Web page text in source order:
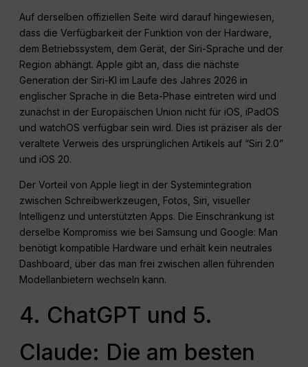
Auf derselben offiziellen Seite wird darauf hingewiesen,
dass die Verfügbarkeit der Funktion von der Hardware,
dem Betriebssystem, dem Gerät, der Siri-Sprache und der
Region abhängt. Apple gibt an, dass die nächste
Generation der Siri-KI im Laufe des Jahres 2026 in
englischer Sprache in die Beta-Phase eintreten wird und
zunächst in der Europäischen Union nicht für iOS, iPadOS
und watchOS verfügbar sein wird. Dies ist präziser als der
veraltete Verweis des ursprünglichen Artikels auf “Siri 2.0”
und iOS 20.
Der Vorteil von Apple liegt in der Systemintegration
zwischen Schreibwerkzeugen, Fotos, Siri, visueller
Intelligenz und unterstützten Apps. Die Einschränkung ist
derselbe Kompromiss wie bei Samsung und Google: Man
benötigt kompatible Hardware und erhält kein neutrales
Dashboard, über das man frei zwischen allen führenden
Modellanbietern wechseln kann.
4. ChatGPT und 5.
Claude: Die am besten